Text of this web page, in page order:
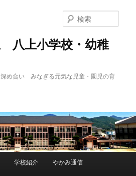
八上小学校・幼稚
め合い みなぎる元気な児童・園児の育
索
学校紹介 やかみ通信